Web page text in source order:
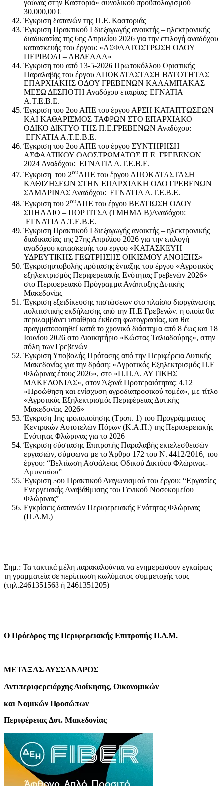
γούνας στην Καστοριά» συνολικού προϋπολογισμού
30.000,00 €
Έγκριση δαπανών της Π.Ε. Καστοριάς
Έγκριση Πρακτικού Ι διεξαγωγής ανοικτής – ηλεκτρονικής
διαδικασίας της 6ης Απριλίου 2026 για την επιλογή αναδόχου
κατασκευής του έργου: «ΑΣΦΑΛΤΟΣΤΡΩΣΗ ΟΔΟΥ
ΠΕΡΙΒΟΛΙ – ΑΒΔΕΛΛΑ»
Έγκριση του από 13-5-2026 Πρωτοκόλλου Οριστικής
Παραλαβής του έργου ΑΠΟΚΑΤΑΣΤΑΣΗ ΒΑΤΟΤΗΤΑΣ
ΕΠΑΡΧΙΑΚΗΣ ΟΔΟΥ ΓΡΕΒΕΝΩΝ ΚΑΛΑΜΠΑΚΑΣ
ΜΕΣΩ ΔΕΣΠΟΤΗ Αναδόχου εταιρίας: ΕΓΝΑΤΙΑ
Α.Τ.Ε.Β.Ε.
Έγκριση του 2ου ΑΠΕ του έργου ΑΡΣΗ ΚΑΤΑΠΤΩΣΕΩΝ
ΚΑΙ ΚΑΘΑΡΙΣΜΟΣ ΤΑΦΡΩΝ ΣΤΟ ΕΠΑΡΧΙΑΚΟ
ΟΔΙΚΟ ΔΙΚΤΥΟ ΤΗΣ Π.Ε.ΓΡΕΒΕΝΩΝ Αναδόχου:
ΕΓΝΑΤΙΑ Α.Τ.Ε.Β.Ε.
Έγκριση του 2ου ΑΠΕ του έργου ΣΥΝΤΗΡΗΣΗ
ΑΣΦΑΛΤΙΚΟΥ ΟΔΟΣΤΡΩΜΑΤΟΣ Π.Ε. ΓΡΕΒΕΝΩΝ
2024 Αναδόχου: ΕΓΝΑΤΙΑ Α.Τ.Ε.Β.Ε.
Έγκριση του 2ουΑΠΕ του έργου ΑΠΟΚΑΤΑΣΤΑΣΗ
ΚΑΘΙΖΗΣΕΩΝ ΣΤΗΝ ΕΠΑΡΧΙΑΚΗ ΟΔΟ ΓΡΕΒΕΝΩΝ
ΣΑΜΑΡΙΝΑΣ Αναδόχου: ΕΓΝΑΤΙΑ Α.Τ.Ε.Β.Ε.
Έγκριση του 2ουΑΠΕ του έργου ΒΕΛΤΙΩΣΗ ΟΔΟΥ
ΣΠΗΛΑΙΟ – ΠΟΡΤΙΤΣΑ (ΤΜΗΜΑ Β)Αναδόχου:
ΕΓΝΑΤΙΑ Α.Τ.Ε.Β.Ε.
Έγκριση Πρακτικού Ι διεξαγωγής ανοικτής – ηλεκτρονικής
διαδικασίας της 27ης Απριλίου 2026 για την επιλογή
αναδόχου κατασκευής του έργου «ΚΑΤΑΣΚΕΥΗ
ΥΔΡΕΥΤΙΚΗΣ ΓΕΩΤΡΗΣΗΣ ΟΙΚΙΣΜΟΥ ΑΝΟΙΞΗΣ»
Έγκρισηυποβολής πρότασης ένταξης του έργου «Αγροτικός
εξηλεκτρισμός Περιφερειακής Ενότητας Γρεβενών 2026»
στο Περιφερειακό Πρόγραμμα Ανάπτυξης Δυτικής
Μακεδονίας
Έγκριση εξειδίκευσης πιστώσεων στο πλαίσιο διοργάνωσης
πολιτιστικής εκδήλωσης από την Π.Ε Γρεβενών, η οποία θα
περιλαμβάνει υπαίθρια έκθεση φωτογραφίας, και θα
πραγματοποιηθεί κατά το χρονικό διάστημα από 8 έως και 18
Ιουνίου 2026 στο Διοικητήριο «Κώστας Ταλιαδούρης», στην
πόλη των Γρεβενών
Έγκριση Υποβολής Πρότασης από την Περιφέρεια Δυτικής
Μακεδονίας για την δράση: «Αγροτικός Εξηλεκτρισμός Π.Ε
Φλώρινας έτους 2026», στο «Π.Π.Α. ΔΥΤΙΚΗΣ
ΜΑΚΕΔΟΝΙΑΣ», στον Άξονά Προτεραιότητας: 4.12
«Προώθηση και ενίσχυση αγροδιατροφικού τομέα», με τίτλο
«Αγροτικός Εξηλεκτρισμός Περιφέρειας Δυτικής
Μακεδονίας 2026»
Έγκριση 1ης τροποποίησης (Τροπ. 1) του Προγράμματος
Κεντρικών Αυτοτελών Πόρων (Κ.Α.Π.) της Περιφερειακής
Ενότητας Φλώρινας για το 2026
Έγκριση σύστασης Επιτροπής Παραλαβής εκτελεσθεισών
εργασιών, σύμφωνα με το Άρθρο 172 του Ν. 4412/2016, του
έργου: “Βελτίωση Ασφάλειας Οδικού Δικτύου Φλώρινας-
Αμυνταίου”
Έγκριση 3ου Πρακτικού Διαγωνισμού του έργου: “Εργασίες
Ενεργειακής Αναβάθμισης του Γενικού Νοσοκομείου
Φλώρινας”
Εγκρίσεις δαπανών Περιφερειακής Ενότητας Φλώρινας
(Π.Δ.Μ.)
Σημ.: Τα τακτικά μέλη παρακαλούνται να ενημερώσουν εγκαίρως
τη γραμματεία σε περίπτωση κωλύματος συμμετοχής τους
(τηλ.2461351568 ή 2461351205)
Ο Πρόεδρος της Περιφερειακής Επιτροπής Π.Δ.Μ.
ΜΕΤΑΞΑΣ ΛΥΣΣΑΝΔΡΟΣ
Αντιπεριφερειάρχης Διοίκησης, Οικονομικών
και Νομικών Προσώπων
Περιφέρειας Δυτ. Μακεδονίας